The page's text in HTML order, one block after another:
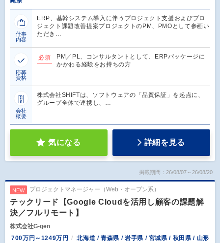
仕事
内容
ERP、基幹システム導入に伴うプロジェクト支援およびプロ
ジェクト課題改善提案プロジェクトのPM、PMOとして参画い
ただき…
応募
資格
必須
PM／PL、コンサルタントとして、ERPパッケージに
かかわる経験をお持ちの方
会社
概要
株式会社SHIFTは、ソフトウェアの「品質保証」を起点に、
グループ全体で連携し、…
気になる 詳細を見る
掲載期間：26/08/07～26/08/20
NEW プロジェクトマネージャー（Web・オープン系）
テックリード【Google Cloudを活用し顧客の課題解
決／フルリモート】
株式会社G-gen
700万円～1249万円
北海道 / 青森県 / 岩手県 / 宮城県 / 秋田県 / 山形